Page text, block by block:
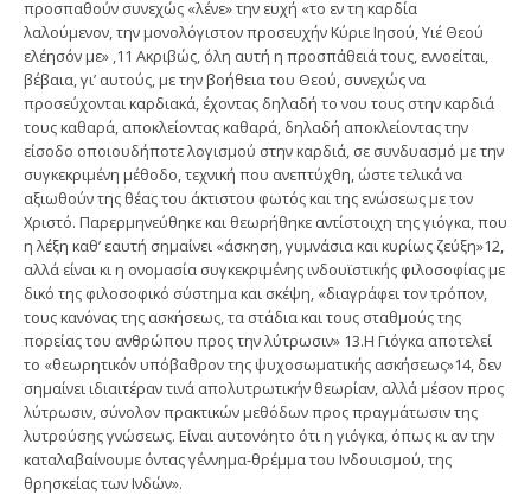
προσπαθούν συνεχώς «λένε» την ευχή «το εν τη καρδία
λαλούμενον, την μονολόγιστον προσευχήν Κύριε Ιησού, Υιέ Θεού
ελέησόν με» ,11 Ακριβώς, όλη αυτή η προσπάθειά τους, εννο­είται,
βέβαια, γι’ αυτούς, με την βοήθεια του Θεού, συνεχώς να
προσεύχονται καρδιακά, έχοντας δηλαδή το νου τους στην καρδιά
τους καθαρά, αποκλεί­οντας καθαρά, δηλαδή αποκλείοντας την
είσοδο οποιουδήποτε λογισμού στην καρδιά, σε συνδυασμό με την
συγκεκριμένη μέθοδο, τεχνική που ανεπτύχθη, ώστε τελικά να
αξιωθούν της θέας του άκτιστου φωτός και της ενώσεως με τον
Χριστό. Παρερμηνεύθηκε και θεωρήθηκε αντίστοιχη της γιόγκα, που
η λέξη καθ’ εαυτή σημαίνει «άσκηση, γυμνάσια και κυρίως ζεύξη»12,
αλλά είναι κι η ονομασία συγκεκριμένης ινδουϊστικής φιλοσοφίας με
δικό της φι­λοσοφικό σύστημα και σκέψη, «διαγράφει τον τρόπον,
τους κανόνας της ασκήσεως, τα στάδια και τους σταθμούς της
πορείας του ανθρώπου προς την λύτρωσιν» 13.Η Γιόγκα αποτελεί
το «θεωρητικόν υπόβαθρον της ψυχοσω­ματικής ασκήσεως»14, δεν
σημαίνει ιδιαιτέραν τινά απολυτρωτικήν θεωρίαν, αλλά μέσον προς
λύτρωσιν, σύνολον πρακτικών μεθόδων προς πραγμάτωσιν της
λυτρούσης γνώσεως. Είναι αυτονόητο ότι η γιόγκα, όπως κι αν την
κα­ταλαβαίνουμε όντας γέννημα-θρέμμα του Ινδουισμού, της
θρησκείας των Ινδών».